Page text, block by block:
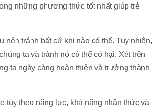
những phương thức tốt nhất giúp trẻ
nên tránh bất cứ khi nào có thể. Tuy nhiên,
ta và tránh nó có thể có hại. Xét trên
ta ngày càng hoàn thiện và trưởng thành
tùy theo năng lực, khả năng nhận thức và